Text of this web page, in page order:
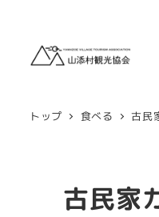
トップ 食べる 古民
古民家